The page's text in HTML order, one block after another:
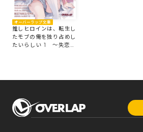
オーバーラップ文庫
推しヒロインは、転生し
たモブの俺を独り占めし
たいらしい 1 ～失恋し